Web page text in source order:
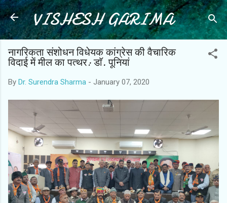
Skip to main content
VISHESH GARIMA
नागरिकता संशोधन विधेयक कांग्रेस की वैचारिक
विदाई में मील का पत्थर: डाॅ. पूनियां
By Dr. Surendra Sharma - January 07, 2020